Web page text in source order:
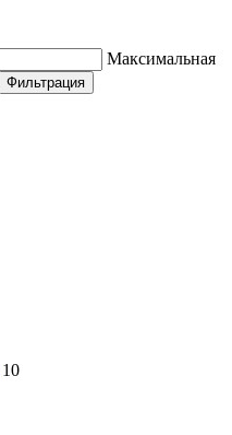
Максимальная
Фильтрация
10